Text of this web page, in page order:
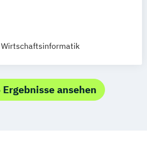
Wirtschaftsinformatik
ansehen